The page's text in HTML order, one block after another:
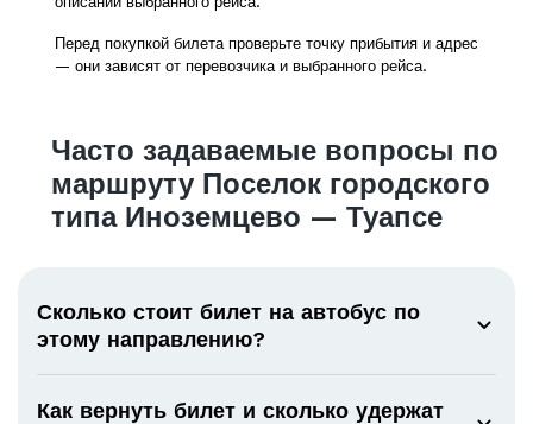
Перед покупкой билета проверьте точку прибытия и адрес
— они зависят от перевозчика и выбранного рейса.
Часто задаваемые вопросы по
маршруту Поселок городского
типа Иноземцево — Туапсе
Сколько стоит билет на автобус по
этому направлению?
Как вернуть билет и сколько удержат